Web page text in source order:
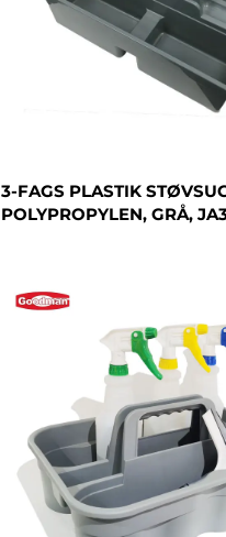
3-FAGS PLASTIK
POLYPROPYLEN, GRÅ,